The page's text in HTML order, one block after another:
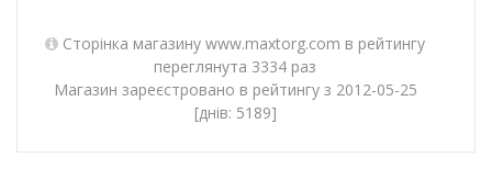
Сторінка магазину www.maxtorg.com в рейтингу
переглянута 3334 раз
Магазин зареєстровано в рейтингу з 2012-05-25
[днів: 5189]